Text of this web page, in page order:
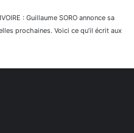
: Guillaume SORO annonce sa
prochaines. Voici ce qu’il écrit aux